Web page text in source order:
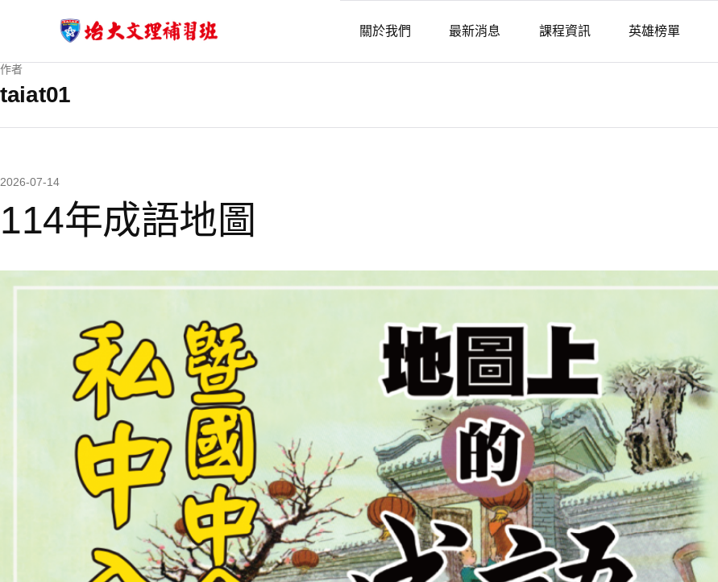
關於我們 最新消息 課程資訊 英雄榜單
作者
taiat01
2026-07-14
114年成語地圖